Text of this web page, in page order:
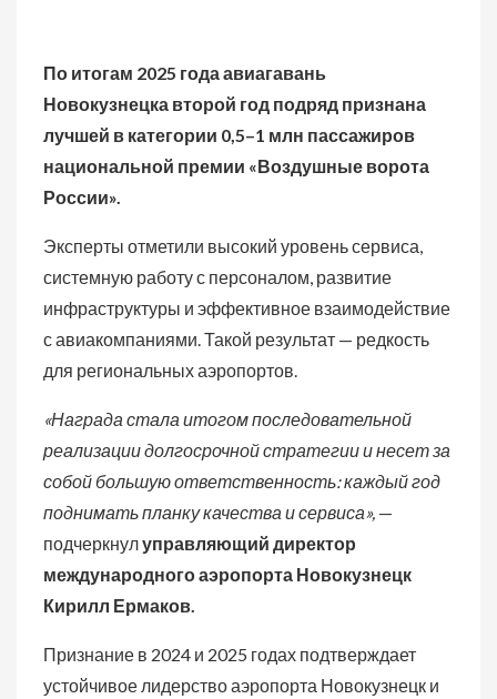
По итогам 2025 года авиагавань
Новокузнецка второй год подряд признана
лучшей в категории 0,5–1 млн пассажиров
национальной премии «Воздушные ворота
России».
Эксперты отметили высокий уровень сервиса,
системную работу с персоналом, развитие
инфраструктуры и эффективное взаимодействие
с авиакомпаниями. Такой результат — редкость
для региональных аэропортов.
«Награда стала итогом последовательной
реализации долгосрочной стратегии и несет за
собой большую ответственность: каждый год
поднимать планку качества и сервиса», —
подчеркнулуправляющий директор
международного аэропорта Новокузнецк
Кирилл Ермаков.
Признание в 2024 и 2025 годах подтверждает
устойчивое лидерство аэропорта Новокузнецк и